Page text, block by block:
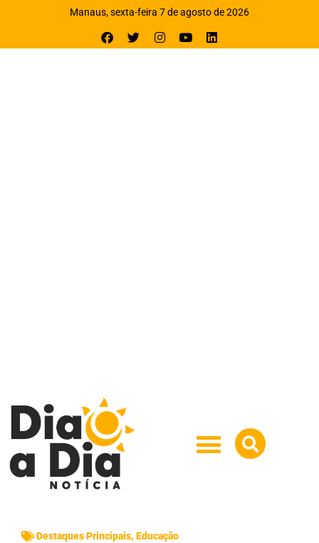
Manaus, sexta-feira 7 de agosto de 2026
Destaques Principais, Educação